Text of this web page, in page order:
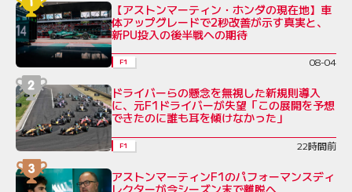
【アストンマーティン・ホンダの現在地】車
体アップグレードで2秒改善が示す真実と、
新PU投入の後半戦への期待
F1 08-04
ドライバーらの懸念を無視した新規則導入
に、元F1ドライバーが失望「この展開を予想
できたのに誰も耳を傾けなかった」
F1 22時間前
アストンマーティンF1のパフォーマンスディ
レクターが今シーズン末で離脱へ